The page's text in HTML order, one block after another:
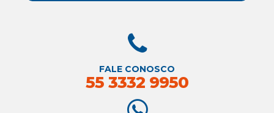
FALE CONOSCO
55 3332 9950